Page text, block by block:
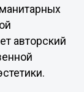
авторский